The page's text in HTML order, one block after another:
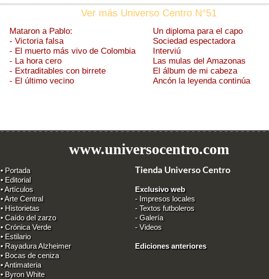
Ver más Universo Centro N°51
Mataron a Pablo:
- Victoria falsa
- El muerto más vivo de Colombia
- La hora cero
- Extraditables con birrete
- El último vecino
Un diploma para el capo
Sociedad espectadora
Interviú
Las mulas del Amazonas
El álbum de mi cabeza
Ancón la leyenda continúa
www.universocentro.com
• Portada
• Editorial
• Artículos
• Arte Central
• Historietas
• Caído del zarzo
• Crónica Verde
• Estilario
• Rayadura Alzheimer
• Bocas de ceniza
• Antimateria
• Byron White
Tienda Universo Centro
Exclusivo web
- Impresos locales
-Textos futboleros
-Galería
-Videos
Ediciones anteriores